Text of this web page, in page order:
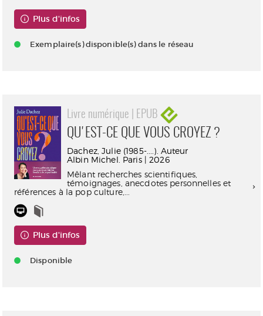
Plus d'infos
Exemplaire(s) disponible(s) dans le réseau
Livre numérique | EPUB
QU'EST-CE QUE VOUS CROYEZ ?
Dachez, Julie (1985-....). Auteur
Albin Michel. Paris | 2026
Mêlant recherches scientifiques,
témoignages, anecdotes personnelles et
références à la pop culture,...
Plus d'infos
Disponible